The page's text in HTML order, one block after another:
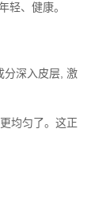
轻、健康。
分深入皮层, 激
均匀了。这正